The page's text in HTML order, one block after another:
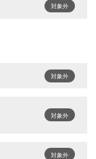
対象外
対象外
対象外
対象外